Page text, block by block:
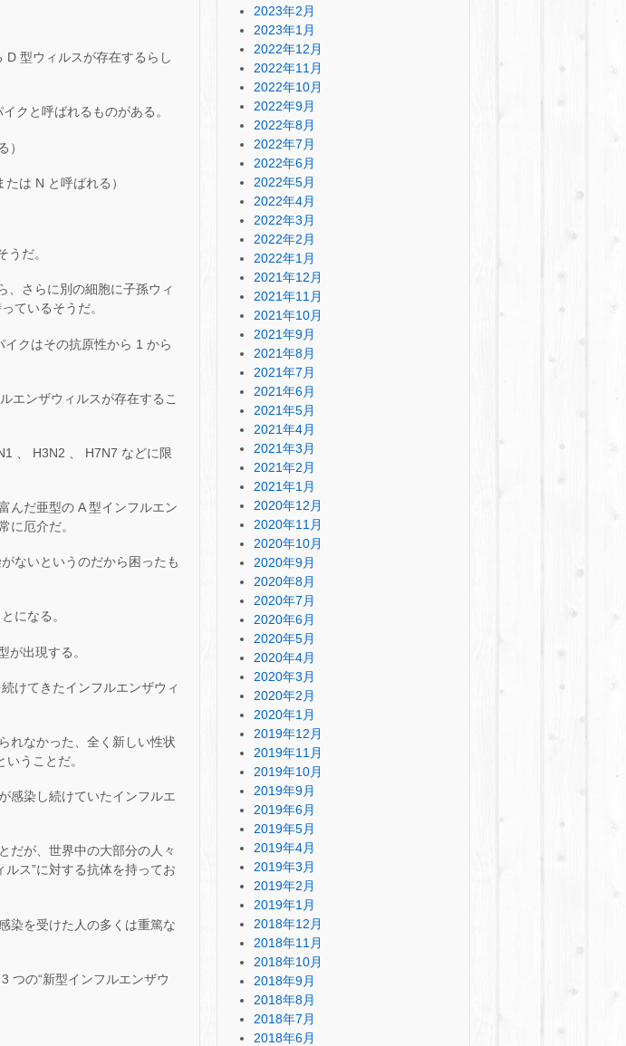
D 型ウィルスが存在するらし
クと呼ばれるものがある。
）
は N と呼ばれる）
だ。
、さらに別の細胞に子孫ウィ
ているそうだ。
クはその抗原性から 1 から
エンザウィルスが存在するこ
、 H3N2 、 H7N7 などに限
んだ亜型の A 型インフルエン
に厄介だ。
ないというのだから困ったも
になる。
出現する。
けてきたインフルエンザウィ
れなかった、全く新しい性状
うことだ。
感染し続けていたインフルエ
だが、世界中の大部分の人々
ス”に対する抗体を持ってお
染を受けた人の多くは重篤な
つの“新型インフルエンザウ
2023年2月
2023年1月
2022年12月
2022年11月
2022年10月
2022年9月
2022年8月
2022年7月
2022年6月
2022年5月
2022年4月
2022年3月
2022年2月
2022年1月
2021年12月
2021年11月
2021年10月
2021年9月
2021年8月
2021年7月
2021年6月
2021年5月
2021年4月
2021年3月
2021年2月
2021年1月
2020年12月
2020年11月
2020年10月
2020年9月
2020年8月
2020年7月
2020年6月
2020年5月
2020年4月
2020年3月
2020年2月
2020年1月
2019年12月
2019年11月
2019年10月
2019年9月
2019年6月
2019年5月
2019年4月
2019年3月
2019年2月
2019年1月
2018年12月
2018年11月
2018年10月
2018年9月
2018年8月
2018年7月
2018年6月